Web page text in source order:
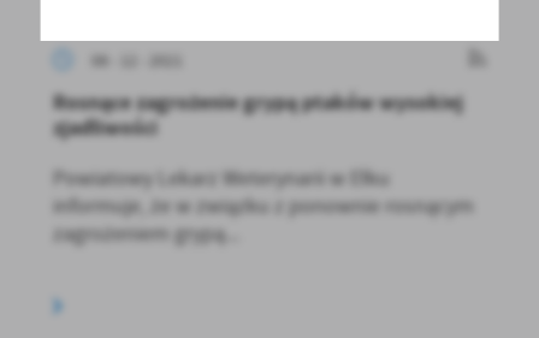
08 - 12 - 2021
Rosnące zagrożenie grypą ptaków wysokiej
zjadliwości
Powiatowy Lekarz Weterynarii w Ełku
informuje, że w związku z ponownie rosnącym
zagrożeniem grypą...